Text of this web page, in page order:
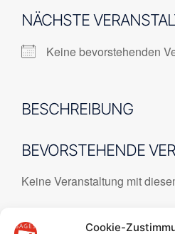
Cookie-
NÄCHSTE
Keine bevorstehenden
BESCHREIBUNG
BEVORSTEHENDE
Keine Veranstaltung mit